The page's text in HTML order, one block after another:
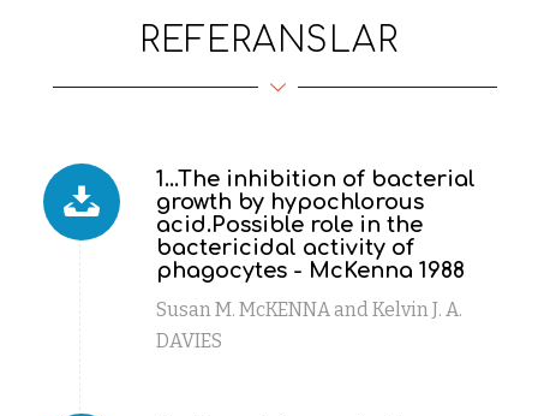
REFERANSLAR
1...The inhibition of bacterial
growth by hypochlorous
acid.Possible role in the
bactericidal activity of
phagocytes - McKenna 1988
Susan M. McKENNA and Kelvin J. A.
DAVIES